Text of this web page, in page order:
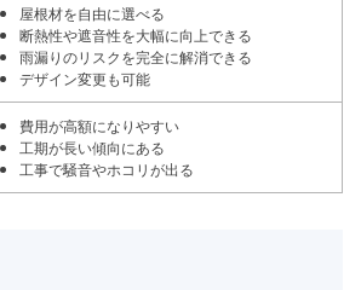
屋根材を自由に選べる
断熱性や遮音性を大幅に向上できる
雨漏りのリスクを完全に解消できる
デザイン変更も可能
費用が高額になりやすい
工期が長い傾向にある
工事で騒音やホコリが出る